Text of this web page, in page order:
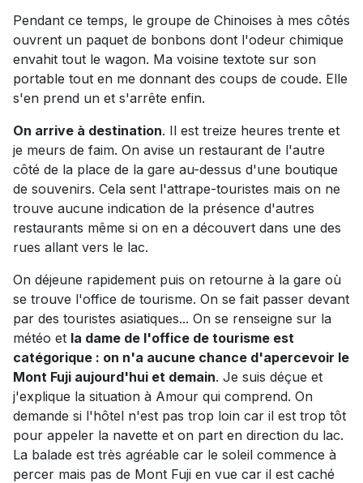
Pendant ce temps, le groupe de Chinoises à mes côtés
ouvrent un paquet de bonbons dont l'odeur chimique
envahit tout le wagon. Ma voisine textote sur son
portable tout en me donnant des coups de coude. Elle
s'en prend un et s'arrête enfin.
On arrive à destination. Il est treize heures trente et
je meurs de faim. On avise un restaurant de l'autre
côté de la place de la gare au-dessus d'une boutique
de souvenirs. Cela sent l'attrape-touristes mais on ne
trouve aucune indication de la présence d'autres
restaurants même si on en a découvert dans une des
rues allant vers le lac.
On déjeune rapidement puis on retourne à la gare où
se trouve l'office de tourisme. On se fait passer devant
par des touristes asiatiques... On se renseigne sur la
météo et la dame de l'office de tourisme est
catégorique : on n'a aucune chance d'apercevoir le
Mont Fuji aujourd'hui et demain. Je suis déçue et
j'explique la situation à Amour qui comprend. On
demande si l'hôtel n'est pas trop loin car il est trop tôt
pour appeler la navette et on part en direction du lac.
La balade est très agréable car le soleil commence à
percer mais pas de Mont Fuji en vue car il est caché